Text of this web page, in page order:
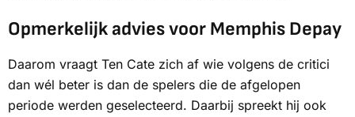
Opmerkelijk advies voor Memphis Depay
Daarom vraagt Ten Cate zich af wie volgens de critici
dan wél beter is dan de spelers die de afgelopen
periode werden geselecteerd. Daarbij spreekt hij ook